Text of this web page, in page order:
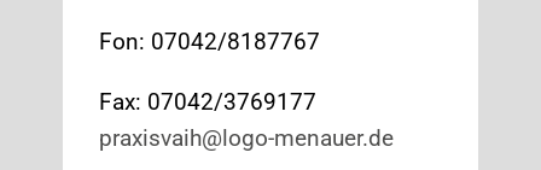
Fon: 07042/8187767
Fax: 07042/3769177
praxisvaih@logo-menauer.de